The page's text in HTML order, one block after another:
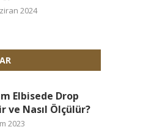
2024
Elbisede Drop
ve Nasıl Ölçülür?
2023